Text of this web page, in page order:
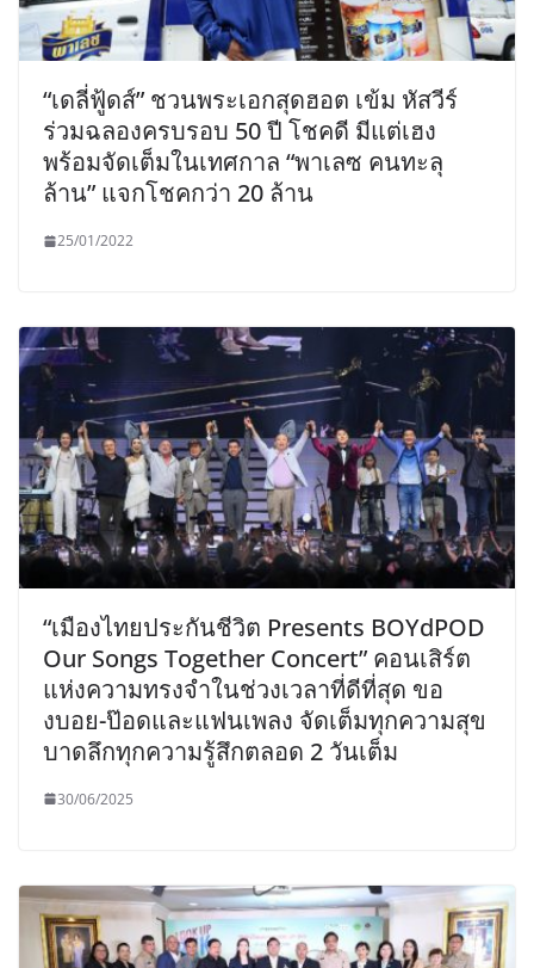
“เดลี่ฟู้ดส์” ชวนพระเอกสุดฮอต เข้ม หัสวีร์
ร่วมฉลองครบรอบ 50 ปี โชคดี มีแต่เฮง
พร้อมจัดเต็มในเทศกาล “พาเลซ คนทะลุ
ล้าน” แจกโชคกว่า 20 ล้าน
25/01/2022
“เมืองไทยประกันชีวิต Presents BOYdPOD
Our Songs Together Concert” คอนเสิร์ต
แห่งความทรงจำในช่วงเวลาที่ดีที่สุด ขอ
งบอย-ป๊อดและแฟนเพลง จัดเต็มทุกความสุข
บาดลึกทุกความรู้สึกตลอด 2 วันเต็ม
30/06/2025